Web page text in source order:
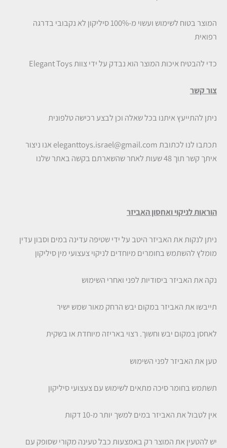
המוצר בטוח לשימוש ועשוי מ-100% סיליקון לא נקבובי בדרגה
רפואית
כדי להבטיח איכות המוצר הוא נבדק על ידי צוות Elegant Toys
צור קשר
ניתן להתייעץ איתנו בכל שאלה וכן לבצע רכישה טלפונית
תכתבו לנו לכתובתeleganttoys.israel@gmail.comאנו ניצור
איתך קשר תוך 48 שעות לאחר שהשארתם בקשה באתר שלנו
הוראות לניקוי ואחסון האביזר
ניתן לנקות את האביזר היטב על ידי שטיפה עדינה במים וסבון עדין
מומלץ להשתמש בחומרים מיוחדים לניקוי צעצועי מין סיליקון
נקה את האביזר ביסודיות לפני ואחרי השימוש
תייבשו את האביזר במקום יבש הרחק מאור שמש ישיר
לאחסן במקום יבש וחשוך. רצוי באריזה מיוחדת או בשקית
טען את האביזר לפני השימוש
תשתמש בחומר סיכה מתאים לשימוש עם צעצועי סיליקון
אין לטבול את האביזר במים למשך יותר מ-10 דקות
יש להטעין את המוצר רק באמצעות כבל טעינה מקורי שסופק עם